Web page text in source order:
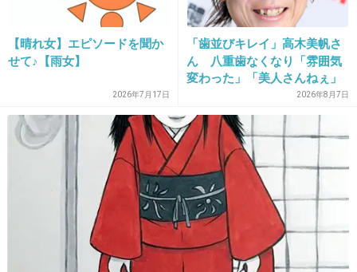
26. 匿名 2013/01/21(月) 10:49:50
ダイエットしすぎて痛々しい
-4
2013/01/21(月) 10:50:02
宮沢りえは演技派だから好き
【晴れ女】エピソードを聞か
せて♪【雨女】
2026年7月17日
「歯並びキレイ」高木美帆さ
ん 八重歯なくなり「雰囲気
変わった」「美人さんねぇ」
「歯列矯正してるんや」2026年8月7日